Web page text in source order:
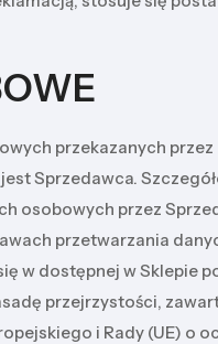
przekazanych przez
Sprzedawca.
osobowych przez
przetwarzania
w dostępnej w Sklepie
przejrzystości,
i Rady (UE) o